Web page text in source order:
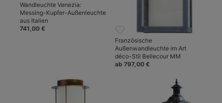
Wandleuchte Venezia:
Messing-Kupfer-Außenleuchte
aus Italien
741,00 €
Französische
Außenwandleuchte im Art
déco-Stil Bellecour MM
ab 797,00 €